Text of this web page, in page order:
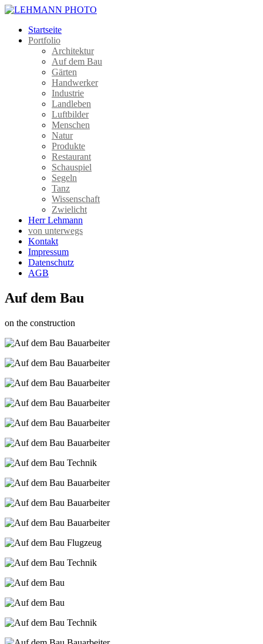
Startseite
Portfolio
Architektur
Auf dem Bau
Gärten
Handwerker
Industrie
Landleben
Luftbilder
Menschen
Natur
Produkte
Restaurant
Schauspiel
Segeln
Tanz
Wissenschaft
Zwielicht
Herr Lehmann
von unterwegs
Kontakt
Impressum
Datenschutz
AGB
Auf dem Bau
on the construction